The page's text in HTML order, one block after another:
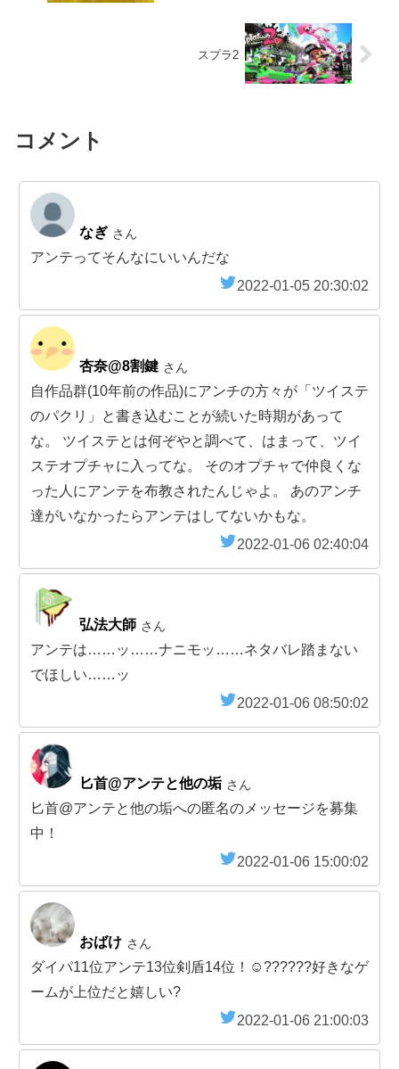
スプラ2
コメント
なぎ さん
アンテってそんなにいいんだな
2022-01-05 20:30:02
杏奈@8割鍵 さん
自作品群(10年前の作品)にアンチの方々が「ツイステ
のパクリ」と書き込むことが続いた時期があって
な。 ツイステとは何ぞやと調べて、はまって、ツイ
ステオプチャに入ってな。 そのオプチャで仲良くな
った人にアンテを布教されたんじゃよ。 あのアンチ
達がいなかったらアンテはしてないかもな。
2022-01-06 02:40:04
弘法大師 さん
アンテは……ッ……ナニモッ……ネタバレ踏まない
でほしい……ッ
2022-01-06 08:50:02
匕首@アンテと他の垢 さん
匕首@アンテと他の垢への匿名のメッセージを募集
中！
2022-01-06 15:00:02
おばけ さん
ダイパ11位アンテ13位剣盾14位！☺️??????好きなゲ
ームが上位だと嬉しい?
2022-01-06 21:00:03